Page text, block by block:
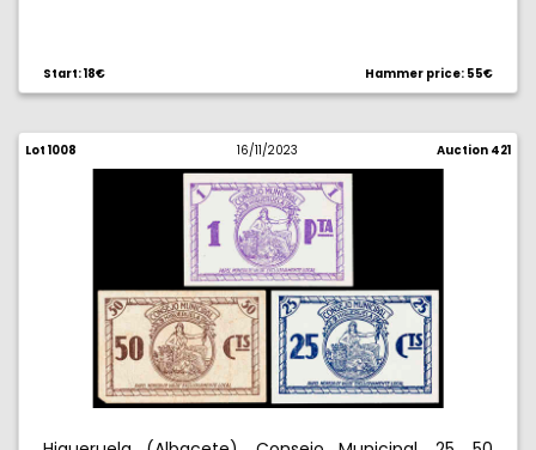
Start: 18€ Hammer price: 55€
Lot 1008 16/11/2023 Auction 421